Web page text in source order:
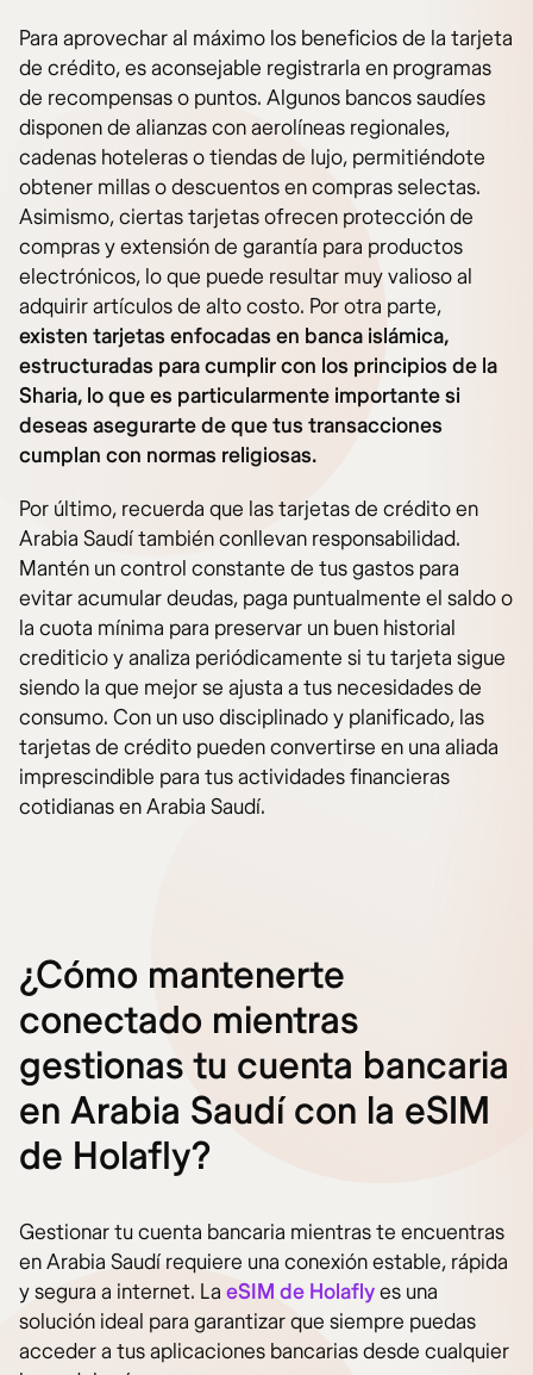
Para aprovechar al máximo los beneficios de la tarjeta
de crédito, es aconsejable registrarla en programas
de recompensas o puntos. Algunos bancos saudíes
disponen de alianzas con aerolíneas regionales,
cadenas hoteleras o tiendas de lujo, permitiéndote
obtener millas o descuentos en compras selectas.
Asimismo, ciertas tarjetas ofrecen protección de
compras y extensión de garantía para productos
electrónicos, lo que puede resultar muy valioso al
adquirir artículos de alto costo. Por otra parte,
existen tarjetas enfocadas en banca islámica,
estructuradas para cumplir con los principios de la
Sharia, lo que es particularmente importante si
deseas asegurarte de que tus transacciones
cumplan con normas religiosas.
Por último, recuerda que las tarjetas de crédito en
Arabia Saudí también conllevan responsabilidad.
Mantén un control constante de tus gastos para
evitar acumular deudas, paga puntualmente el saldo o
la cuota mínima para preservar un buen historial
crediticio y analiza periódicamente si tu tarjeta sigue
siendo la que mejor se ajusta a tus necesidades de
consumo. Con un uso disciplinado y planificado, las
tarjetas de crédito pueden convertirse en una aliada
imprescindible para tus actividades financieras
cotidianas en Arabia Saudí.
¿Cómo mantenerte
conectado mientras
gestionas tu cuenta bancaria
en Arabia Saudí con la eSIM
de Holafly?
Gestionar tu cuenta bancaria mientras te encuentras
en Arabia Saudí requiere una conexión estable, rápida
y segura a internet. La eSIM de Holaflyes una
solución ideal para garantizar que siempre puedas
acceder a tus aplicaciones bancarias desde cualquier